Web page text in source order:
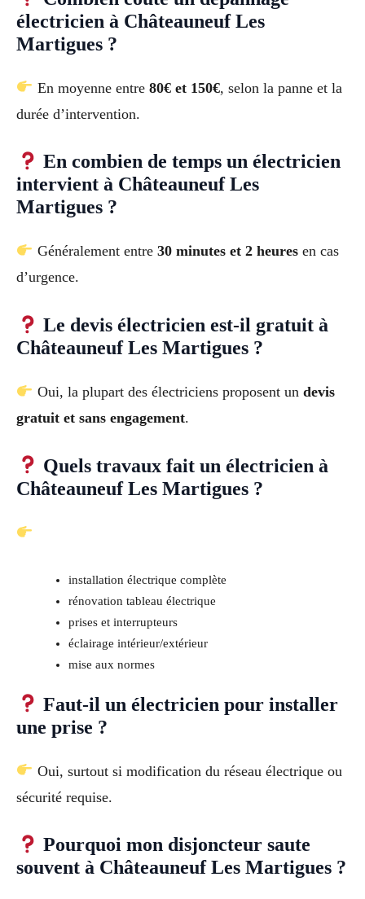
électricien à Châteauneuf Les
Martigues ?
En moyenne entre 80€ et 150€, selon la panne et la
durée d’intervention.
En combien de temps un électricien
intervient à Châteauneuf Les
Martigues ?
Généralement entre 30 minutes et 2 heuresen cas
d’urgence.
Le devis électricien est-il gratuit à
Châteauneuf Les Martigues ?
Oui, la plupart des électriciens proposent un devis
gratuit et sans engagement.
Quels travaux fait un électricien à
Châteauneuf Les Martigues ?
installation électrique complète
rénovation tableau électrique
prises et interrupteurs
éclairage intérieur/extérieur
mise aux normes
Faut-il un électricien pour installer
une prise ?
Oui, surtout si modification du réseau électrique ou
sécurité requise.
Pourquoi mon disjoncteur saute
souvent à Châteauneuf Les Martigues ?